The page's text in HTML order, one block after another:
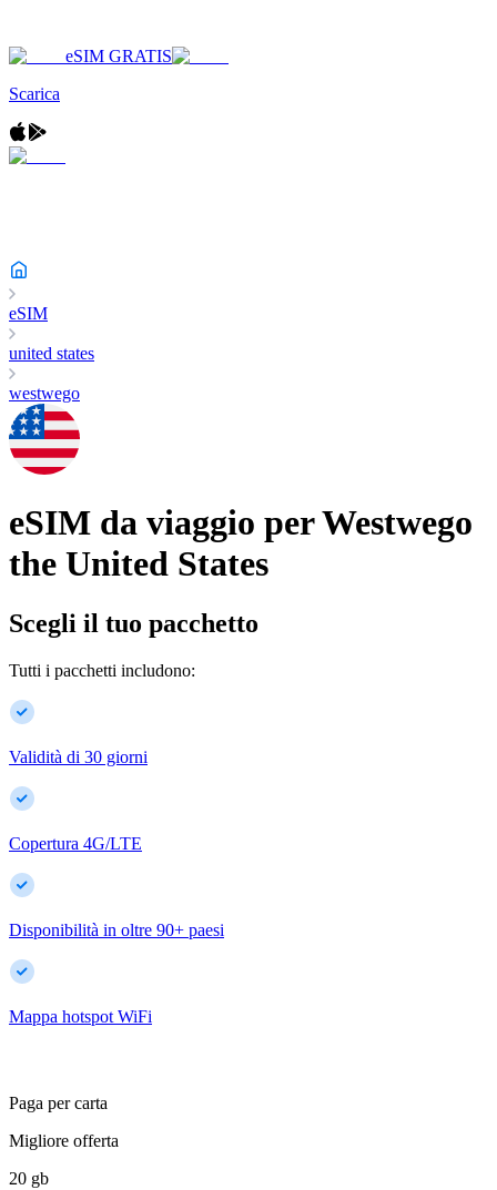
eSIM GRATIS
Scarica
eSIM
united states
westwego
eSIM da viaggio perWestwego
the United States
Scegli il tuo pacchetto
Tutti i pacchetti includono:
Validità di 30 giorni
Copertura 4G/LTE
Disponibilità in oltre 90+ paesi
Mappa hotspot WiFi
Paga per carta
Migliore offerta
20 gb